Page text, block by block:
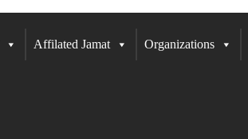
Affilated Jamat Organizations